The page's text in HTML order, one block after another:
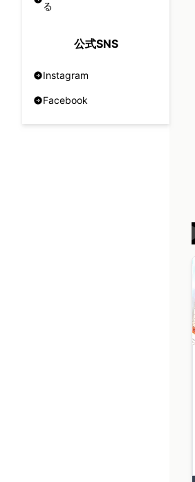
る
公式SNS
Instagram
Facebook